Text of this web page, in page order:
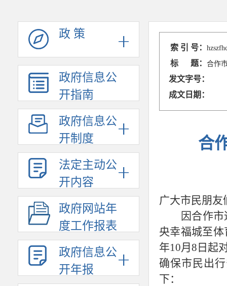
政 策
政府信息公
开指南
政府信息公
开制度
法定主动公
开内容
政府网站年
度工作报表
政府信息公
开年报
索 引 号：
标 题：合作
发文字号：
成文日期：
合
广大市民朋友
因合作
央幸福城至
年10月8日起
确保市民出
下：